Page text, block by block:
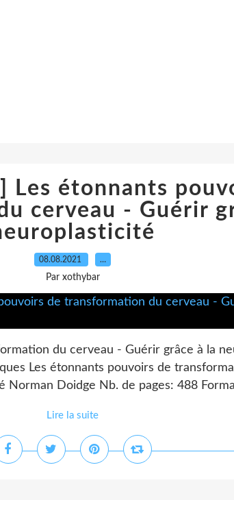
Les étonnants
cerveau - Guérir
08.08.2021 …
Par xothybar
du cerveau - Guérir grâce à la
Les étonnants pouvoirs de
Norman Doidge Nb. de pages: 488
Lire la suite